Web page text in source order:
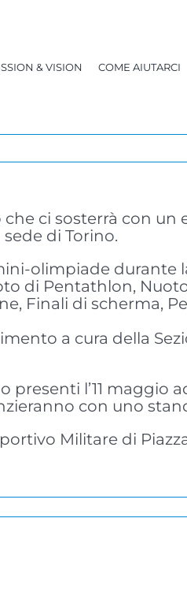
& VISION COME AIUTARCI
ci sosterrà con
di Torino.
olimpiade
di Pentathlon,
Finali di scherma,
a cura della
l’11 maggio
con uno
Militare di